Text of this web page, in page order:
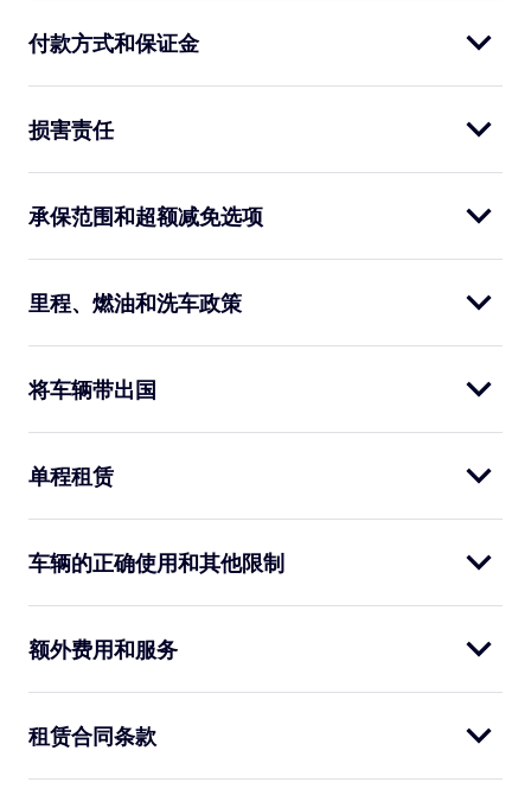
付款方式和保证金
损害责任
承保范围和超额减免选项
里程、燃油和洗车政策
将车辆带出国
单程租赁
车辆的正确使用和其他限制
额外费用和服务
租赁合同条款